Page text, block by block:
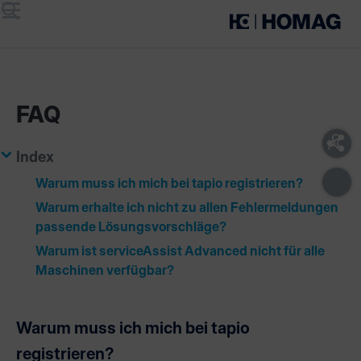
FAQ
Index
Warum muss ich mich bei tapio registrieren?
Warum erhalte ich nicht zu allen Fehlermeldungen
passende Lösungsvorschläge?
Warum ist serviceAssist Advanced nicht für alle
Maschinen verfügbar?
Warum muss ich mich bei tapio
registrieren?